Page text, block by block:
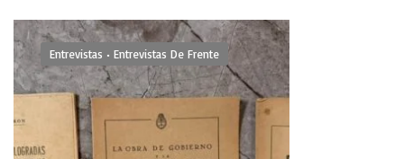
Entrevistas • Entrevistas De Frente